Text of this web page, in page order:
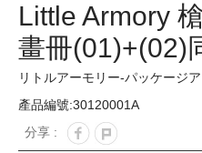
Little Armory
畫冊(01)+(02)
リトルアーモリー-パッケージ
產品編號:30120001A
分享 :